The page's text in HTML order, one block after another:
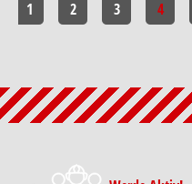
1 2 3 4